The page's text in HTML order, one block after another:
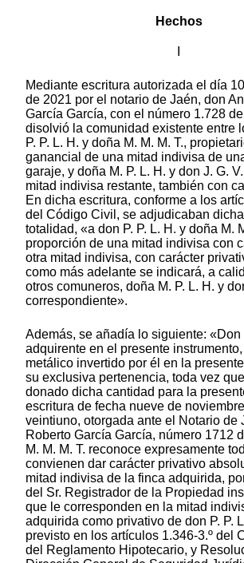
Hechos
Mediante escritura autorizada el día
de 2021 por el notario de Jaén, don
García García, con el número 1.728
disolvió la comunidad existente entre
P. P. L. H. y doña M. M. M. T.,
ganancial de una mitad indivisa de
garaje, y doña M. P. L. H. y don J. G.
mitad indivisa restante, también con
En dicha escritura, conforme a los
del Código Civil, se adjudicaban
totalidad, «a don P. P. L. H. y doña M.
proporción de una mitad indivisa con
otra mitad indivisa, con carácter
como más adelante se indicará, a
otros comuneros, doña M. P. L. H. y
correspondiente».
Además, se añadía lo siguiente: «Don
adquirente en el presente
metálico invertido por él en la
su exclusiva pertenencia, toda vez
donado dicha cantidad para la
escritura de fecha nueve de
veintiuno, otorgada ante el Notario de
Roberto García García, número 1712
M. M. M. T. reconoce expresamente
convienen dar carácter privativo
mitad indivisa de la finca adquirida,
del Sr. Registrador de la Propiedad
que le corresponden en la mitad
adquirida como privativo de don P. P.
previsto en los artículos 1.346-3.º del
del Reglamento Hipotecario, y